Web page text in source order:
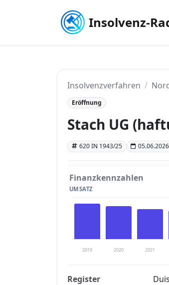
Insolvenz-
Insolvenzverfahren
Eröffnung
Stach UG
620 IN 1943/25 05.06.2026
Finanzkennzahlen
UMSATZ
2019 2020 2021
Register